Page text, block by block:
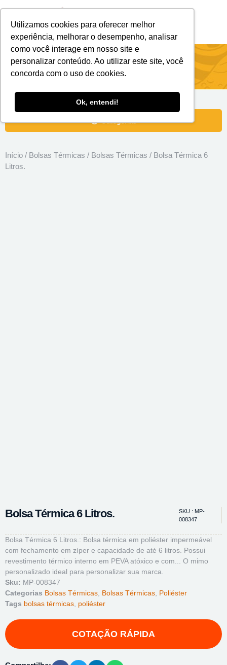
Utilizamos cookies para oferecer melhor
experiência, melhorar o desempenho, analisar
como você interage em nosso site e
personalizar conteúdo. Ao utilizar este site, você
concorda com o uso de cookies.
Ok, entendi!
Bolsa Térmica 6 Litros.
Categorias
Início / Bolsas Térmicas / Bolsas Térmicas / Bolsa Térmica 6
Litros.
Bolsa Térmica 6 Litros.
SKU : MP-
008347
Bolsa Térmica 6 Litros.: Bolsa térmica em poliéster impermeável
com fechamento em zíper e capacidade de até 6 litros. Possui
revestimento térmico interno em PEVA atóxico e com... O mimo
personalizado ideal para personalizar sua marca.
Sku: MP-008347
Categorias Bolsas Térmicas Bolsas Térmicas Poliéster
Tags bolsas térmicas poliéster